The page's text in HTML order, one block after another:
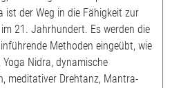
ist der Weg in die Fähigkeit zur
21. Jahrhundert. Es werden die
Methoden eingeübt, wie
Nidra, dynamische
meditativer Drehtanz, Mantra-